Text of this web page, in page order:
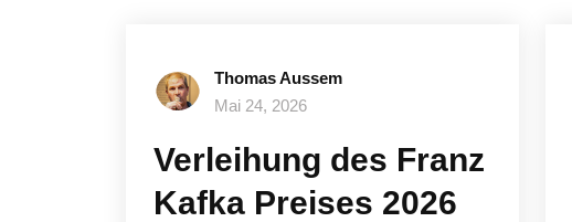
Thomas Aussem
Mai 24, 2026
Verleihung des Franz
Kafka Preises 2026